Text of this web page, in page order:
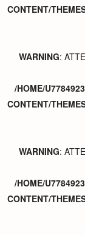
CONTENT/
WARNING:
/HOME/
CONTENT/
WARNING:
/HOME/
CONTENT/